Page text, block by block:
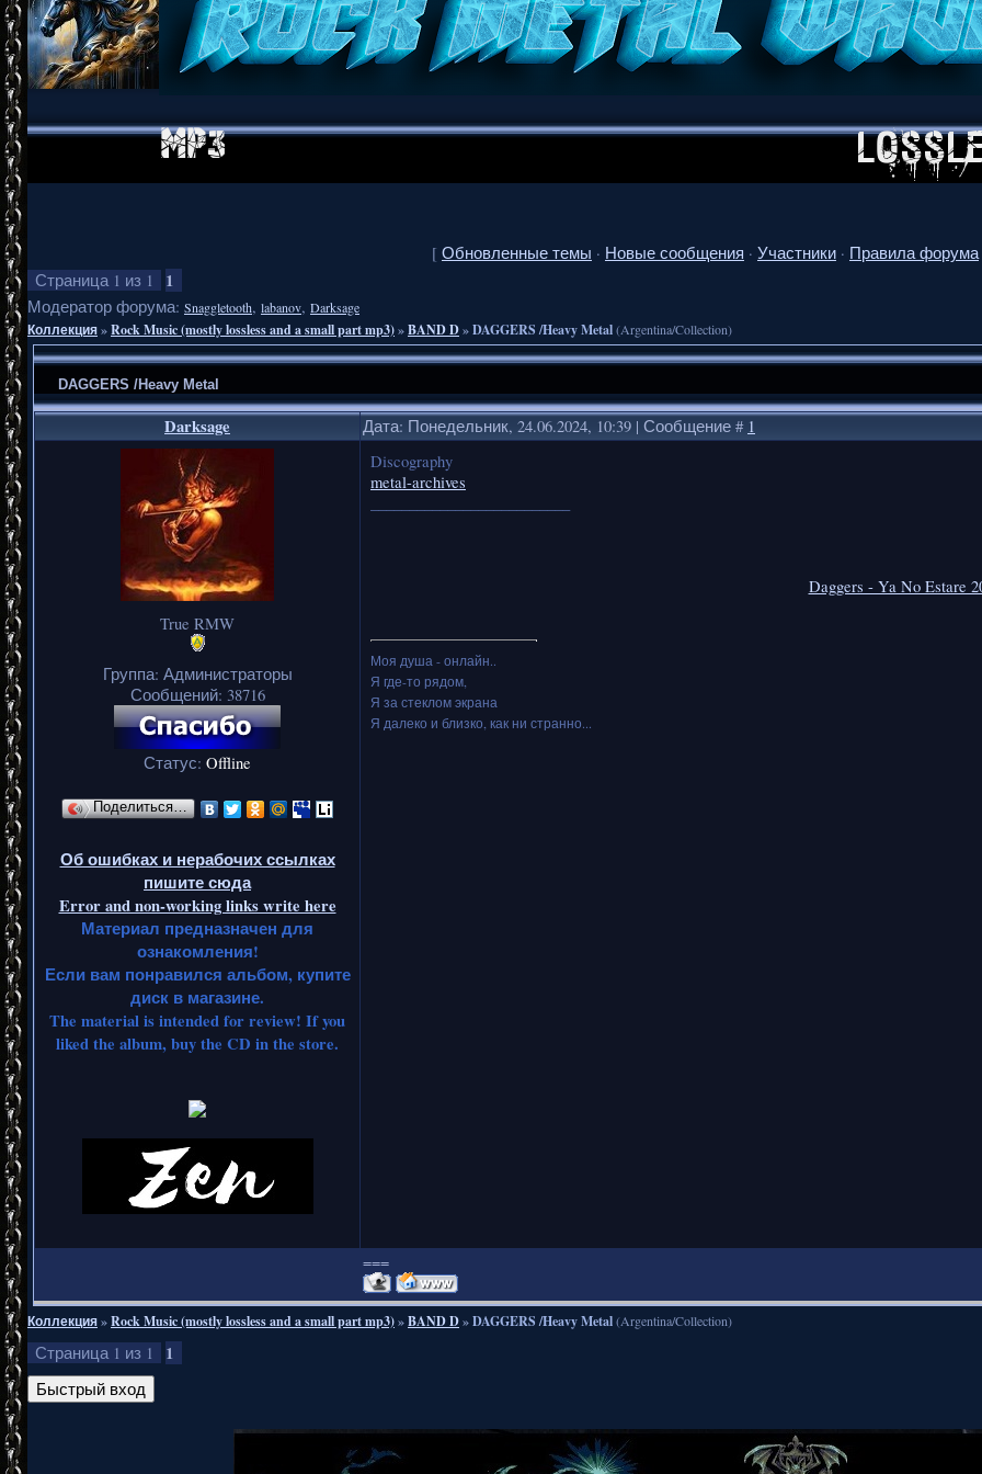
[ Обновленные темы · Новые сообщения · Участники · Правила форума
Страница 1 из 1 1
Модератор форума: Snaggletooth, labanov, Darksage
Коллекция»Rock Music (mostly lossless and a small part mp3)»BAND D»DAGGERS /Heavy Metal(Argentina/Collection)
DAGGERS /Heavy Metal
Darksage Дата: Понедельник, 24.06.2024, 10:39 | Сообщение # 1
True RMW
Группа: Администраторы
Сообщений: 38716
Статус: Offline
Поделиться…
Об ошибках и нерабочих ссылках
пишите сюда
Error and non-working links write here
Материал предназначен для
ознакомления!
Если вам понравился альбом, купите
диск в магазине.
The material is intended for review! If you
liked the album, buy the CD in the store.
Discography
metal-archives
Daggers - Ya No Estare
Моя душа - онлайн..
Я где-то рядом,
Я за стеклом экрана
Я далеко и близко, как ни странно...
===
Коллекция»Rock Music (mostly lossless and a small part mp3)»BAND D»DAGGERS /Heavy Metal(Argentina/Collection)
Страница 1 из 1 1